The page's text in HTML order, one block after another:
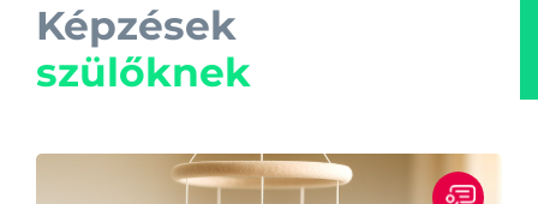
Képzések
szülőknek